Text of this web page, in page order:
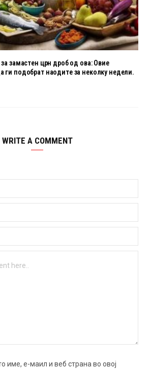
замастен црн дроб од ова: Овие
подобрат наодите за неколку недели.
WRITE A COMMENT
име, е-маил и веб страна во овој